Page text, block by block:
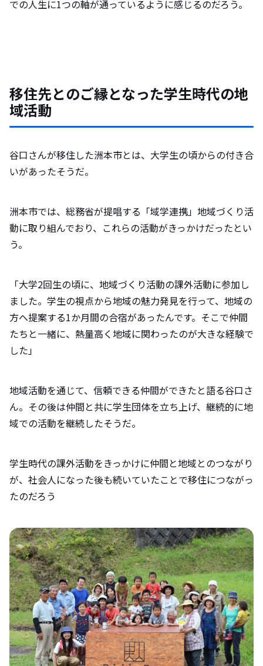
での人生に1つの軸が通っているように感じるのだろう。
移住先とのご縁となった学生時代の地
域活動
谷口さんが移住した洲本市とは、大学生の頃からの付き合
いがあったそうだ。
洲本市では、総務省が提唱する「域学連携」地域づくり活
動に取り組んでおり、これらの活動がきっかけだったとい
う。
「大学2回生の頃に、地域づくり活動の課外活動に参加し
ました。学生の視点から地域の魅力発見を行って、地域の
方へ提案する1か月間の合宿があったんです。そこで仲間
たちと一緒に、熱量高く地域に関わったのが大きな経験で
した」
地域活動を通じて、信頼できる仲間ができたと語る谷口さ
ん。その後は仲間と共に学生団体を立ち上げ、継続的に地
域での活動を継続したそうだ。
学生時代の課外活動をきっかけに仲間と地域とのつながり
が、社会人になった後も続いていたことで移住につながっ
たのだろう